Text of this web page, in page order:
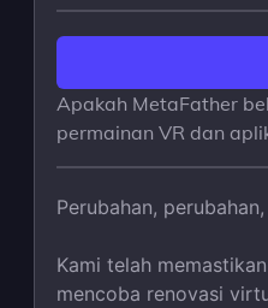
Apakah MetaFather
permainan VR dan
Perubahan,
Kami telah
mencoba renovasi